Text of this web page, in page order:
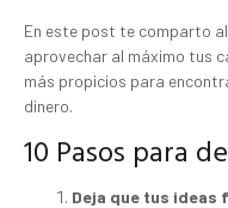
En este post te comparto
aprovechar al máximo tus
más propicios para
dinero.
10 Pasos para
Deja que tus ideas